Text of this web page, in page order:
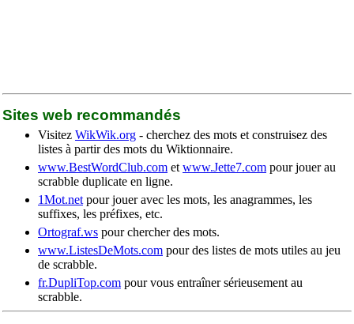
Sites web recommandés
Visitez WikWik.org - cherchez des mots et construisez des
listes à partir des mots du Wiktionnaire.
www.BestWordClub.com et www.Jette7.com pour jouer au
scrabble duplicate en ligne.
1Mot.net pour jouer avec les mots, les anagrammes, les
suffixes, les préfixes, etc.
Ortograf.ws pour chercher des mots.
www.ListesDeMots.com pour des listes de mots utiles au jeu
de scrabble.
fr.DupliTop.com pour vous entraîner sérieusement au
scrabble.